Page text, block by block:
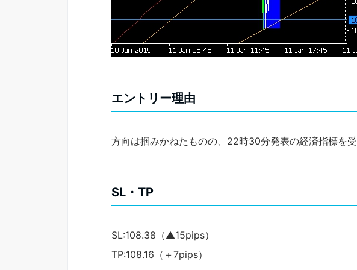
エントリー理由
方向は掴みかねたものの、22時30分発表の経済指標を
SL・TP
SL:108.38（▲15pips）
TP:108.16（＋7pips）